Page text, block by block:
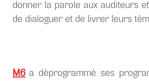
donner la parole aux auditeurs
de dialoguer et de livrer leurs
M6 a déprogrammé ses